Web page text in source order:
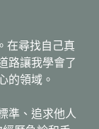
在尋找自己真
路讓我學會了
的領域。
準、追求他人